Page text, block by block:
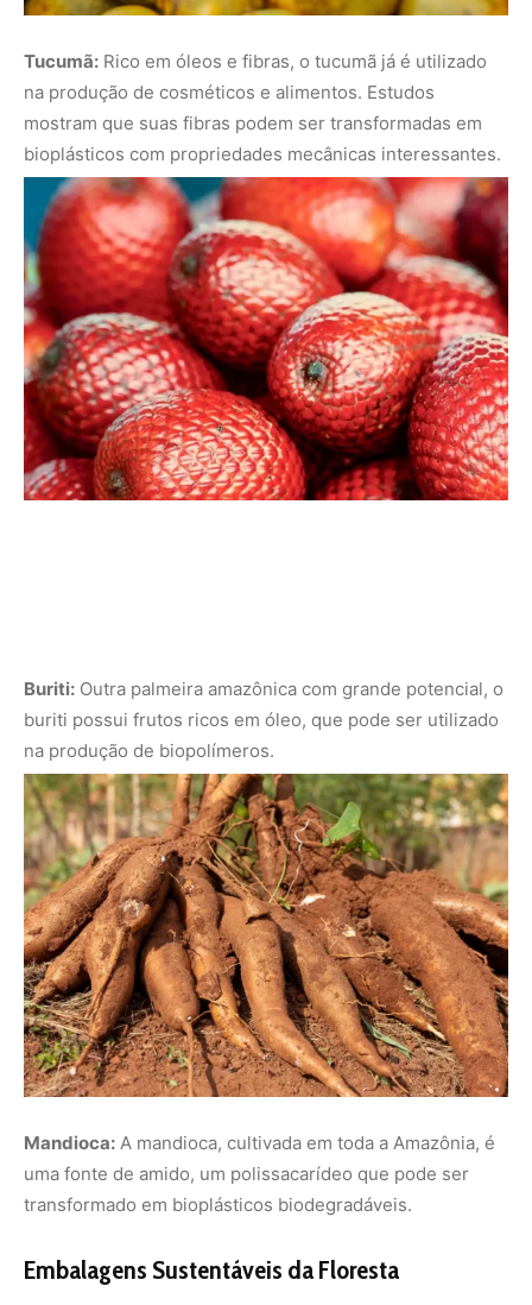
Tucumã: Rico em óleos e fibras, o tucumã já é utilizado
na produção de cosméticos e alimentos. Estudos
mostram que suas fibras podem ser transformadas em
bioplásticos com propriedades mecânicas interessantes.
Buriti: Outra palmeira amazônica com grande potencial, o
buriti possui frutos ricos em óleo, que pode ser utilizado
na produção de biopolímeros.
Mandioca: A mandioca, cultivada em toda a Amazônia, é
uma fonte de amido, um polissacarídeo que pode ser
transformado em bioplásticos biodegradáveis.
Embalagens Sustentáveis da Floresta